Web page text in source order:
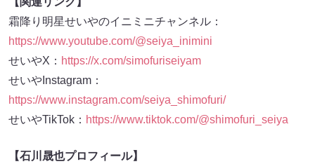
霜降り明星せいやのイニミニチャンネル：
https://www.youtube.com/@seiya_inimini
せいやX： https://x.com/simofuriseiyam
せいやInstagram：
https://www.instagram.com/seiya_shimofuri/
せいやTikTok： https://www.tiktok.com/@shimofuri_seiya
【石川晟也プロフィール】